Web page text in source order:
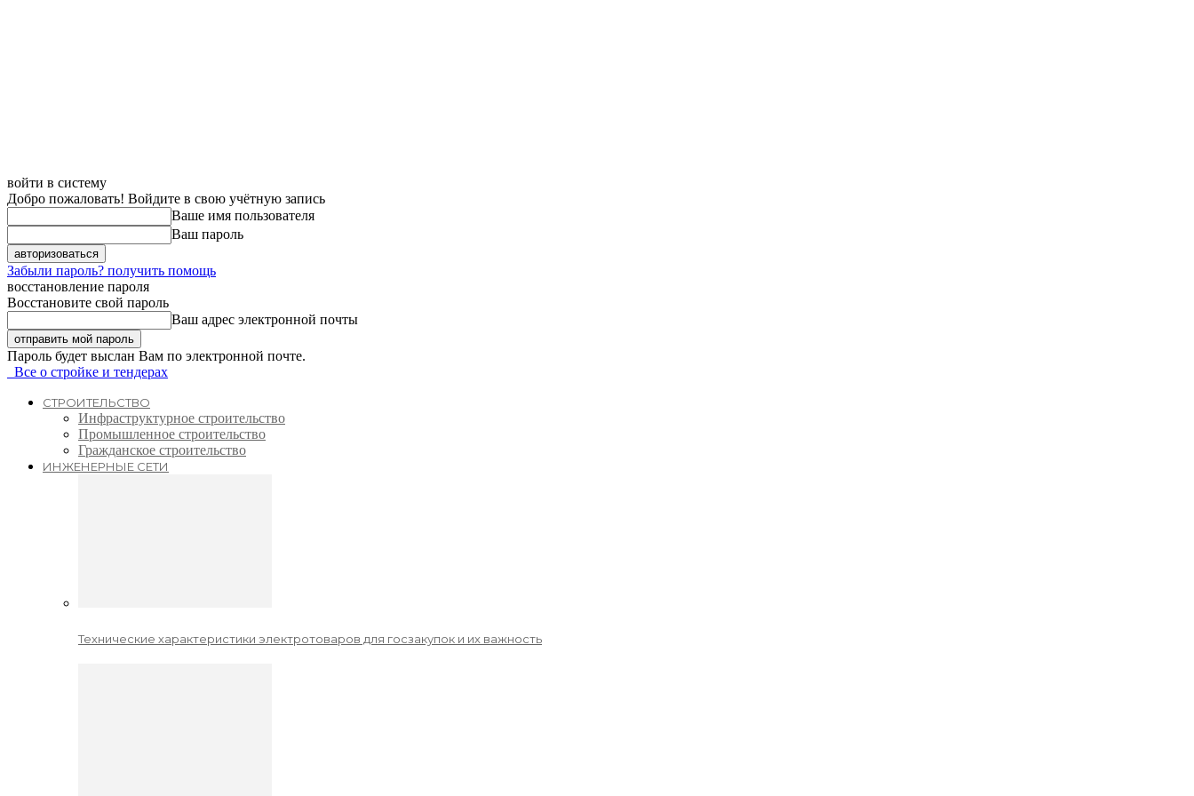
войти в систему
Добро пожаловать! Войдите в свою учётную запись
Ваше имя пользователя
Ваш пароль
Забыли пароль? получить помощь
восстановление пароля
Восстановите свой пароль
Ваш адрес электронной почты
Пароль будет выслан Вам по электронной почте.
Все о стройке и тендерах
СТРОИТЕЛЬСТВО
Инфраструктурное строительство
Промышленное строительство
Гражданское строительство
ИНЖЕНЕРНЫЕ СЕТИ
Технические характеристики электротоваров для госзакупок и их важность